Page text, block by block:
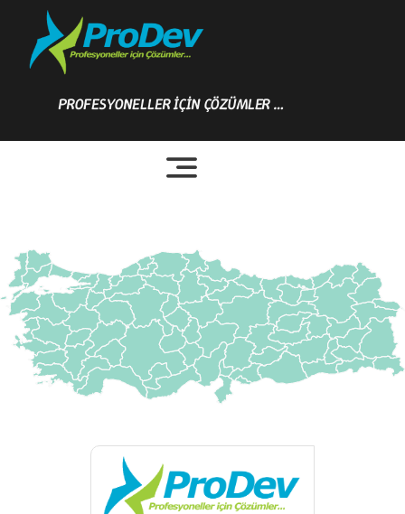
content
PROFESYONELLER İÇİN ÇÖZÜMLER …